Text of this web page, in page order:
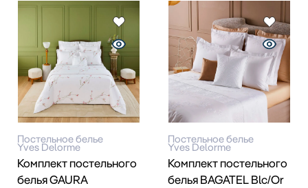
Постельное белье
Yves Delorme
Комплект постельного
белья GAURA
Постельное белье
Yves Delorme
Комплект постельного
белья BAGATEL Blc/Or